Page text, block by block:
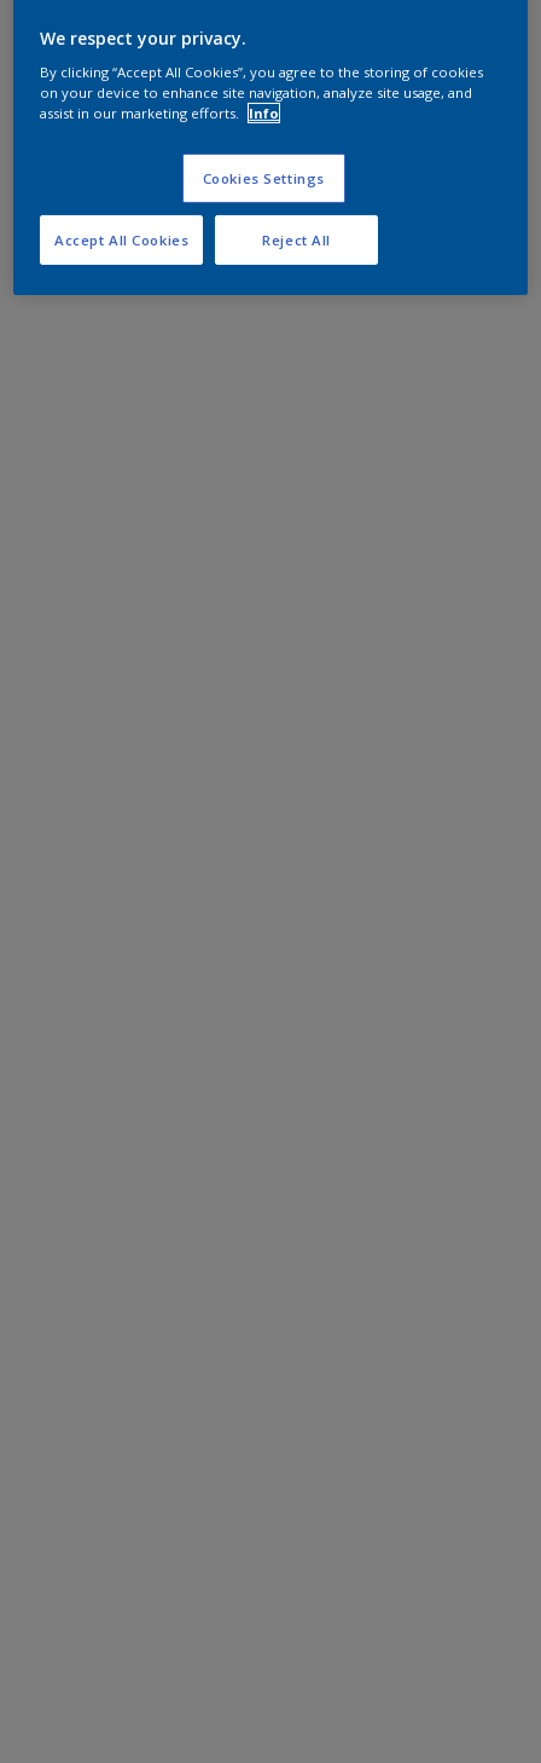
We respect your privacy.
By clicking “Accept All Cookies”, you agree to the storing of cookies
on your device to enhance site navigation, analyze site usage, and
assist in our marketing efforts.
Info
Cookies Settings
Reject All
Accept All Cookies